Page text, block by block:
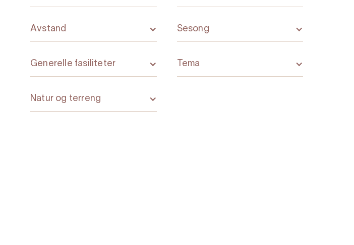
Avstand
Generelle fasiliteter
Natur og terreng
Sesong
Tema